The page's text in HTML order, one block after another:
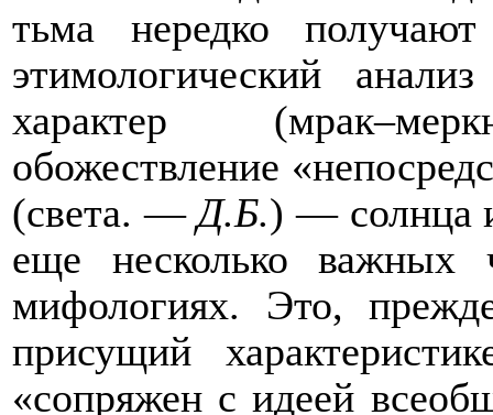
тьма нередко
этимологический
характер
обожествление
(света. —Д.Б.) — солнца
еще несколько
мифологиях. Это,
присущий
«сопряжен с идеей